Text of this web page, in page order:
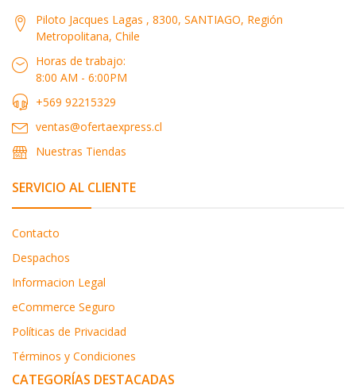
Piloto Jacques Lagas , 8300, SANTIAGO, Región
Metropolitana, Chile
Horas de trabajo:
8:00 AM - 6:00PM
+569 92215329
ventas@ofertaexpress.cl
Nuestras Tiendas
SERVICIO AL CLIENTE
Contacto
Despachos
Informacion Legal
eCommerce Seguro
Políticas de Privacidad
Términos y Condiciones
CATEGORÍAS DESTACADAS